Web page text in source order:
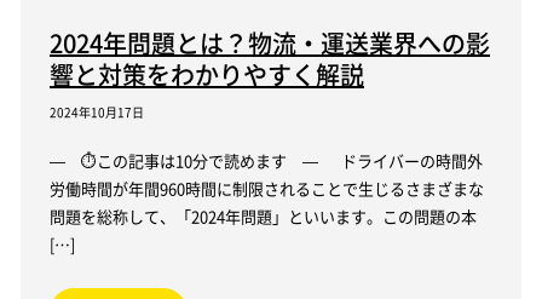
2024年問題とは？物流・運送業界への影
響と対策をわかりやすく解説
2024年10月17日
— ⏱この記事は10分で読めます — ドライバーの時間外
労働時間が年間960時間に制限されることで生じるさまざまな
問題を総称して、「2024年問題」といいます。この問題の本
[…]